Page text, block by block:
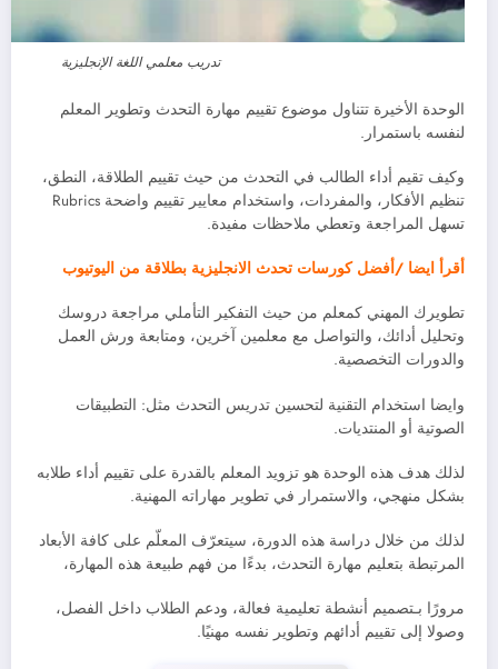
تدريب معلمي اللغة الإنجليزية
الوحدة الأخيرة تتناول موضوع تقييم مهارة التحدث وتطوير المعلم
لنفسه باستمرار.
وكيف تقيم أداء الطالب في التحدث من حيث تقييم الطلاقة، النطق،
تنظيم الأفكار، والمفردات، واستخدام معايير تقييم واضحة Rubrics
تسهل المراجعة وتعطي ملاحظات مفيدة.
أقرأ ايضا /أفضل كورسات تحدث الانجليزية بطلاقة من اليوتيوب
تطويرك المهني كمعلم من حيث التفكير التأملي مراجعة دروسك
وتحليل أدائك، والتواصل مع معلمين آخرين، ومتابعة ورش العمل
والدورات التخصصية.
وايضا استخدام التقنية لتحسين تدريس التحدث مثل: التطبيقات
الصوتية أو المنتديات.
لذلك هدف هذه الوحدة هو تزويد المعلم بالقدرة على تقييم أداء طلابه
بشكل منهجي، والاستمرار في تطوير مهاراته المهنية.
لذلك من خلال دراسة هذه الدورة، سيتعرّف المعلّم على كافة الأبعاد
المرتبطة بتعليم مهارة التحدث، بدءًا من فهم طبيعة هذه المهارة،
مرورًا بـتصميم أنشطة تعليمية فعالة، ودعم الطلاب داخل الفصل،
وصولا إلى تقييم أدائهم وتطوير نفسه مهنيًا.